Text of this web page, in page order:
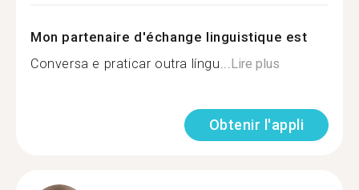
Mon partenaire d'échange linguistique est
Conversa e praticar outra língu...Lire plus
Obtenir l'appli